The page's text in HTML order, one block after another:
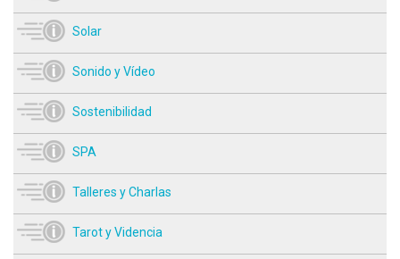
Solar
Sonido y Vídeo
Sostenibilidad
SPA
Talleres y Charlas
Tarot y Videncia